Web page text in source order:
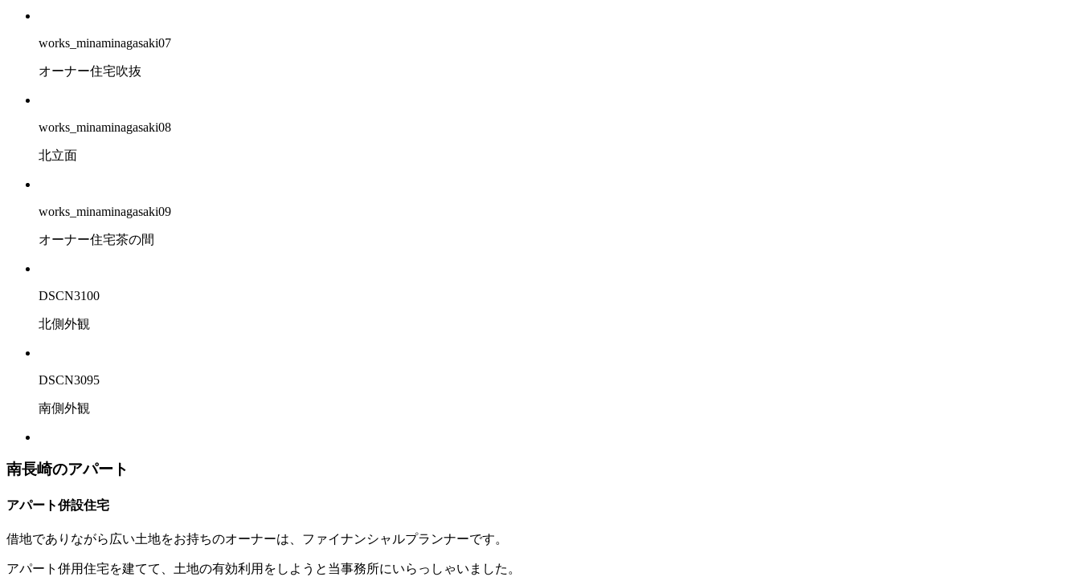
works_minaminagasaki07
オーナー住宅吹抜
works_minaminagasaki08
北立面
works_minaminagasaki09
オーナー住宅茶の間
DSCN3100
北側外観
DSCN3095
南側外観
南長崎のアパート
アパート併設住宅
借地でありながら広い土地をお持ちのオーナーは、ファイナンシャルプランナーです。
アパート併用住宅を建てて、土地の有効利用をしようと当事務所にいらっしゃいました。